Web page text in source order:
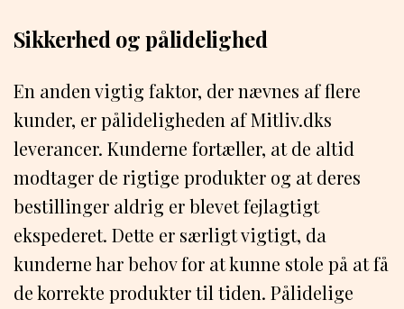
Sikkerhed og pålidelighed
En anden vigtig faktor, der nævnes af flere
kunder, er pålideligheden af Mitliv.dks
leverancer. Kunderne fortæller, at de altid
modtager de rigtige produkter og at deres
bestillinger aldrig er blevet fejlagtigt
ekspederet. Dette er særligt vigtigt, da
kunderne har behov for at kunne stole på at få
de korrekte produkter til tiden. Pålidelige